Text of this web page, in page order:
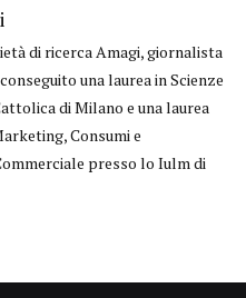
di ricerca Amagi, giornalista
una laurea in Scienze
di Milano e una laurea
Consumi e
presso lo Iulm di